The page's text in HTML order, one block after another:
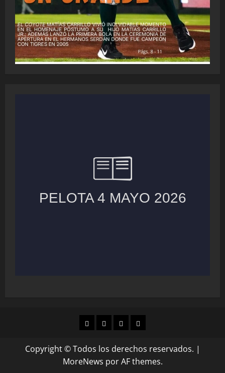
MUNICIPIOS
LOCALES
NACIONAL
COLUMNAS
Copyright © Todos los derechos reservados. |
MoreNews por AF themes.